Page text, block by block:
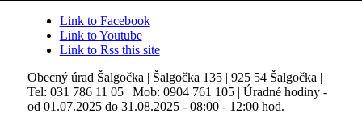
Link to Facebook
Link to Youtube
Link to Rss this site
Obecný úrad Šalgočka | Šalgočka 135 | 925 54 Šalgočka |
Tel: 031 786 11 05 | Mob: 0904 761 105 | Úradné hodiny -
od 01.07.2025 do 31.08.2025 - 08:00 - 12:00 hod.